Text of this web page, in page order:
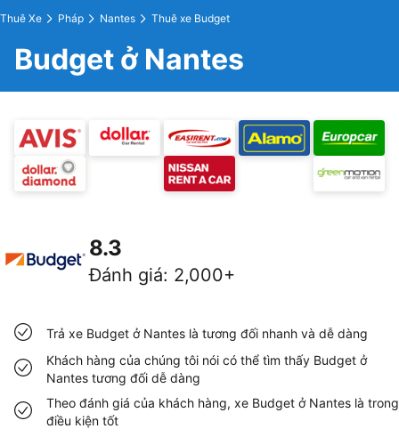
Thuê Xe Pháp Nantes Thuê xe Budget
Budget ở Nantes
8.3
Đánh giá: 2,000+
Trả xe Budget ở Nantes là tương đối nhanh và dễ dàng
Khách hàng của chúng tôi nói có thể tìm thấy Budget ở
Nantes tương đối dễ dàng
Theo đánh giá của khách hàng, xe Budget ở Nantes là trong
điều kiện tốt